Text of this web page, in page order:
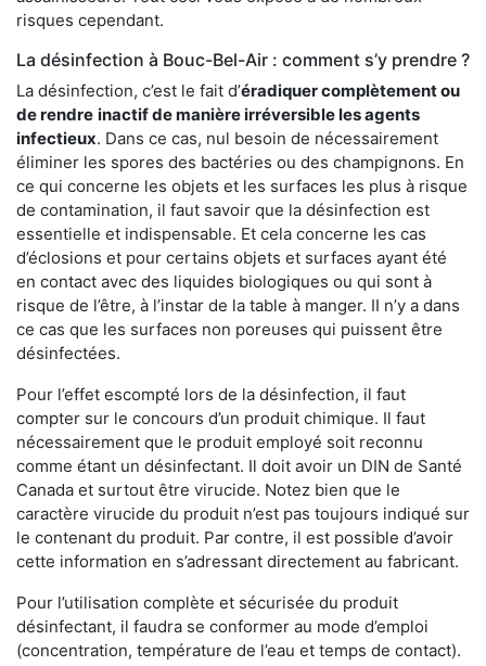
risques cependant.
La désinfection à Bouc-Bel-Air : comment s’y prendre ?
La désinfection, c’est le fait d’éradiquer complètement ou
de rendre inactif de manière irréversible les agents
infectieux. Dans ce cas, nul besoin de nécessairement
éliminer les spores des bactéries ou des champignons. En
ce qui concerne les objets et les surfaces les plus à risque
de contamination, il faut savoir que la désinfection est
essentielle et indispensable. Et cela concerne les cas
d’éclosions et pour certains objets et surfaces ayant été
en contact avec des liquides biologiques ou qui sont à
risque de l’être, à l’instar de la table à manger. II n’y a dans
ce cas que les surfaces non poreuses qui puissent être
désinfectées.
Pour l’effet escompté lors de la désinfection, il faut
compter sur le concours d’un produit chimique. Il faut
nécessairement que le produit employé soit reconnu
comme étant un désinfectant. Il doit avoir un DIN de Santé
Canada et surtout être virucide. Notez bien que le
caractère virucide du produit n’est pas toujours indiqué sur
le contenant du produit. Par contre, il est possible d’avoir
cette information en s’adressant directement au fabricant.
Pour l’utilisation complète et sécurisée du produit
désinfectant, il faudra se conformer au mode d’emploi
(concentration, température de l’eau et temps de contact).